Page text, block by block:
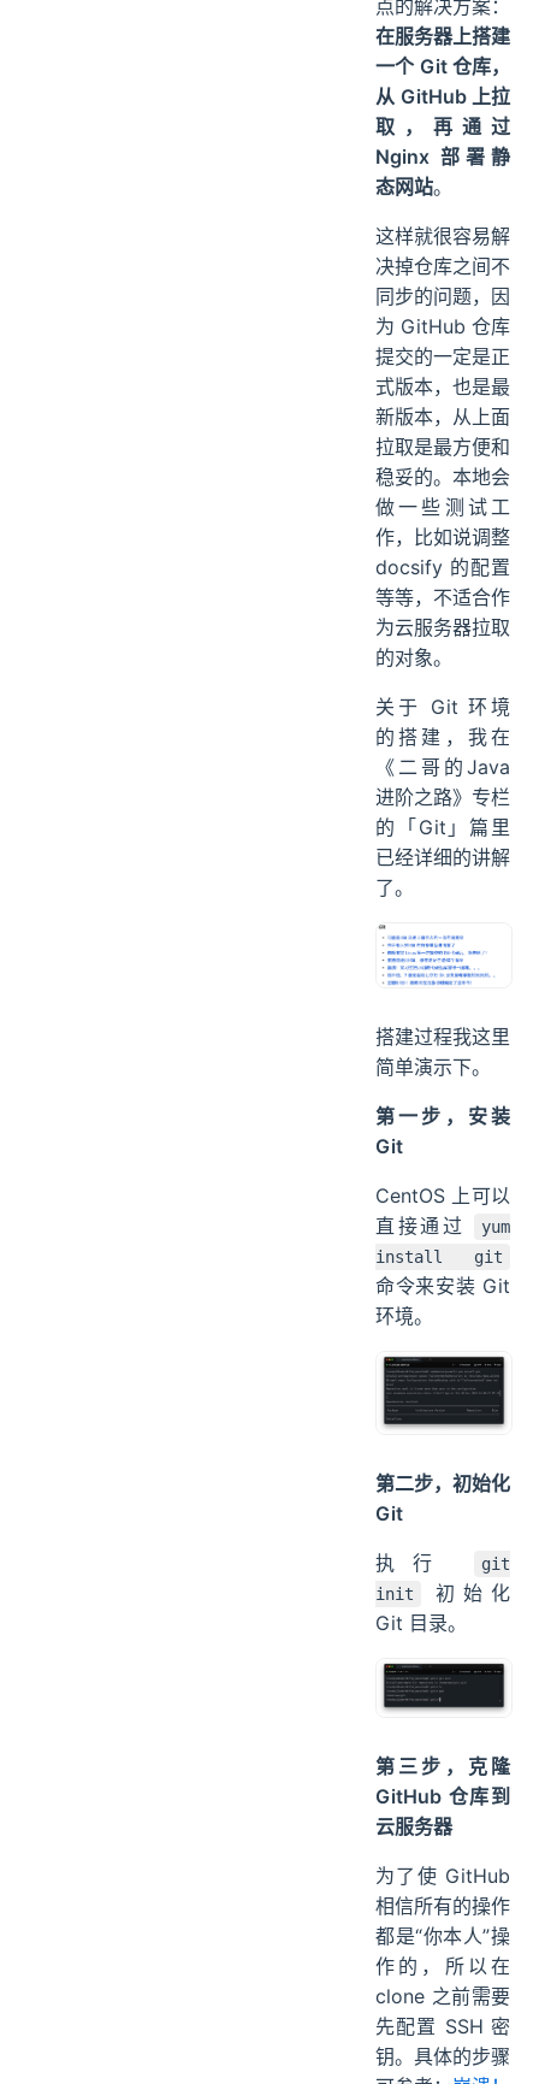
这是比较完善一
点的解决方案：
在服务器上搭建
一个 Git 仓库，
从 GitHub 上拉
取，再通过
Nginx 部署静
态网站。
这样就很容易解
决掉仓库之间不
同步的问题，因
为 GitHub 仓库
提交的一定是正
式版本，也是最
新版本，从上面
拉取是最方便和
稳妥的。本地会
做一些测试工
作，比如说调整
docsify 的配置
等等，不适合作
为云服务器拉取
的对象。
关于 Git 环境
的搭建，我在
《二哥的Java
进阶之路》专栏
的「Git」篇里
已经详细的讲解
了。
搭建过程我这里
简单演示下。
第一步，安装
Git
CentOS 上可以
直接通过
install git
命令来安装 Git
环境。
第二步，初始化
Git
执行
init 初始化
Git 目录。
第三步，克隆
GitHub 仓库到
云服务器
为了使 GitHub
相信所有的操作
都是“你本人”操
作的，所以在
clone 之前需要